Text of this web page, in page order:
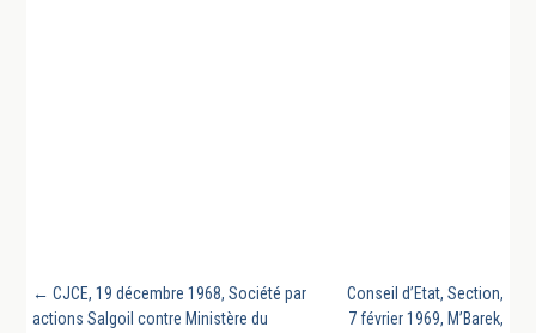
← CJCE, 19 décembre 1968, Société par
actions Salgoil contre Ministère du
Conseil d’Etat, Section,
7 février 1969, M’Barek,